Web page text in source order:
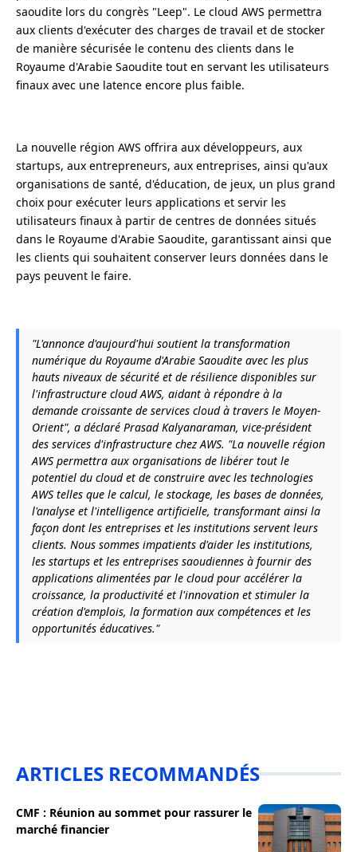
saoudite lors du congrès "Leep". Le cloud AWS permettra
aux clients d'exécuter des charges de travail et de stocker
de manière sécurisée le contenu des clients dans le
Royaume d'Arabie Saoudite tout en servant les utilisateurs
finaux avec une latence encore plus faible.
La nouvelle région AWS offrira aux développeurs, aux
startups, aux entrepreneurs, aux entreprises, ainsi qu'aux
organisations de santé, d'éducation, de jeux, un plus grand
choix pour exécuter leurs applications et servir les
utilisateurs finaux à partir de centres de données situés
dans le Royaume d'Arabie Saoudite, garantissant ainsi que
les clients qui souhaitent conserver leurs données dans le
pays peuvent le faire.
"L'annonce d'aujourd'hui soutient la transformation
numérique du Royaume d'Arabie Saoudite avec les plus
hauts niveaux de sécurité et de résilience disponibles sur
l'infrastructure cloud AWS, aidant à répondre à la
demande croissante de services cloud à travers le Moyen-
Orient", a déclaré Prasad Kalyanaraman, vice-président
des services d'infrastructure chez AWS. "La nouvelle région
AWS permettra aux organisations de libérer tout le
potentiel du cloud et de construire avec les technologies
AWS telles que le calcul, le stockage, les bases de données,
l'analyse et l'intelligence artificielle, transformant ainsi la
façon dont les entreprises et les institutions servent leurs
clients. Nous sommes impatients d'aider les institutions,
les startups et les entreprises saoudiennes à fournir des
applications alimentées par le cloud pour accélérer la
croissance, la productivité et l'innovation et stimuler la
création d'emplois, la formation aux compétences et les
opportunités éducatives."
ARTICLES RECOMMANDÉS
CMF : Réunion au sommet pour rassurer le
marché financier